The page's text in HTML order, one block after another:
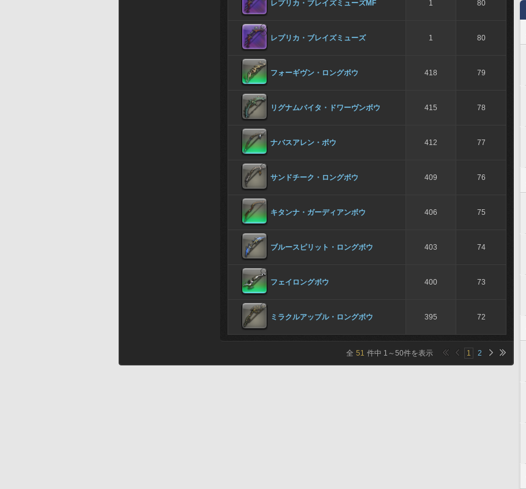
レプリカ・ブレイズミューズMF 1 80
レプリカ・ブレイズミューズ 1 80
フォーギヴン・ロングボウ 418 79
リグナムバイタ・ドワーヴンボウ 415 78
ナバスアレン・ボウ 412 77
サンドチーク・ロングボウ 409 76
キタンナ・ガーディアンボウ 406 75
ブルースピリット・ロングボウ 403 74
フェイロングボウ 400 73
ミラクルアップル・ロングボウ 395 72
全 51 件中 1 ～50件を表示 1 2